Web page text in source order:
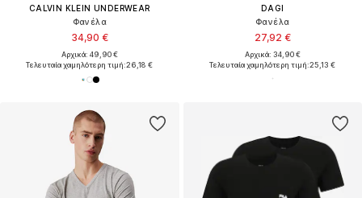
CALVIN KLEIN UNDERWEAR
Φανέλα
34,90 €
Αρχικά: 49,90 €
Τελευταία χαμηλότερη τιμή:26,18 €
DAGI
Φανέλα
27,92 €
Αρχικά: 34,90 €
Τελευταία χαμηλότερη τιμή:25,13 €